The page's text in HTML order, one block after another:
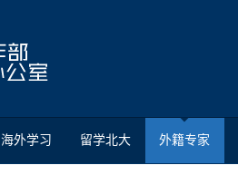
海外学习 留学北大 外籍专家